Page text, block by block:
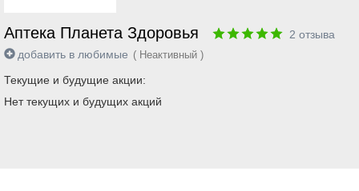
Аптека Планета Здоровья 2 отзыва
добавить в любимые ( Неактивный )
Текущие и будущие акции:
Нет текущих и будущих акций